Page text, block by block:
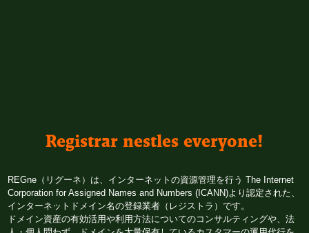
Registrar nestles everyone!
REGne（リグーネ）は、インターネットの資源管理を行う The Internet
Corporation for Assigned Names and Numbers (ICANN)より認定された、
インターネットドメイン名の登録業者（レジストラ）です。
ドメイン資産の有効活用や利用方法についてのコンサルティングや、法